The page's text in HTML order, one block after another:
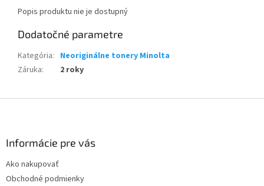
Popis produktu nie je dostupný
Dodatočné parametre
Kategória: Neoriginálne tonery Minolta
Záruka: 2 roky
Informácie pre vás
Ako nakupovať
Obchodné podmienky